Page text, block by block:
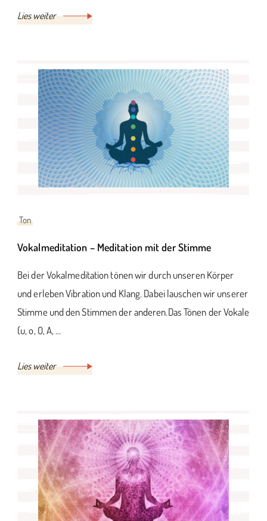
Lies weiter
Ton
Vokalmeditation – Meditation mit der Stimme
Bei der Vokalmeditation tönen wir durch unseren Körper
und erleben Vibration und Klang. Dabei lauschen wir unserer
Stimme und den Stimmen der anderen.Das Tönen der Vokale
(u, o, O, A, …
Lies weiter